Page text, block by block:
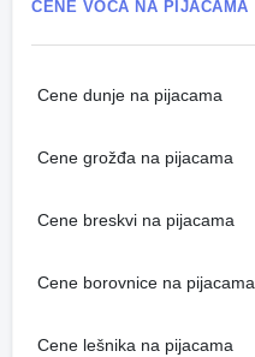
CENE VOĆA NA PIJACAMA
Cene dunje na pijacama
Cene grožđa na pijacama
Cene breskvi na pijacama
Cene borovnice na pijacama
Cene lešnika na pijacama